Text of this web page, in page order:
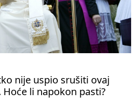
nije uspio srušiti ovaj
li napokon pasti?